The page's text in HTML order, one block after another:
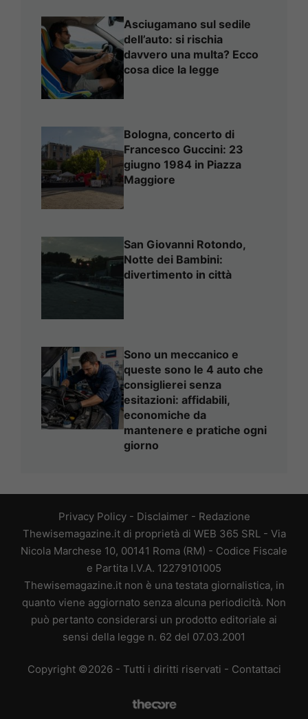
Asciugamano sul sedile
dell’auto: si rischia
davvero una multa? Ecco
cosa dice la legge
Bologna, concerto di
Francesco Guccini: 23
giugno 1984 in Piazza
Maggiore
San Giovanni Rotondo,
Notte dei Bambini:
divertimento in città
Sono un meccanico e
queste sono le 4 auto che
consiglierei senza
esitazioni: affidabili,
economiche da
mantenere e pratiche ogni
giorno
Privacy Policy- Disclaimer - Redazione
Thewisemagazine.it di proprietà di WEB 365 SRL - Via
Nicola Marchese 10, 00141 Roma (RM) - Codice Fiscale
e Partita I.V.A. 12279101005
Thewisemagazine.it non è una testata giornalistica, in
quanto viene aggiornato senza alcuna periodicità. Non
può pertanto considerarsi un prodotto editoriale ai
sensi della legge n. 62 del 07.03.2001
Copyright ©2026 - Tutti i diritti riservati - Contattaci